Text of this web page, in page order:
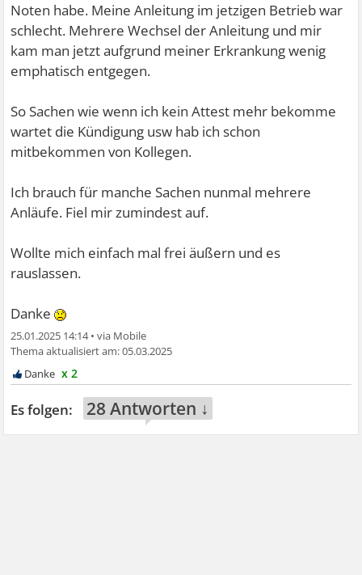
Noten habe. Meine Anleitung im jetzigen Betrieb war
schlecht. Mehrere Wechsel der Anleitung und mir
kam man jetzt aufgrund meiner Erkrankung wenig
emphatisch entgegen.
So Sachen wie wenn ich kein Attest mehr bekomme
wartet die Kündigung usw hab ich schon
mitbekommen von Kollegen.
Ich brauch für manche Sachen nunmal mehrere
Anläufe. Fiel mir zumindest auf.
Wollte mich einfach mal frei äußern und es
rauslassen.
Danke
25.01.2025 14:14•
05.03.2025
x 2
28 Antworten ↓